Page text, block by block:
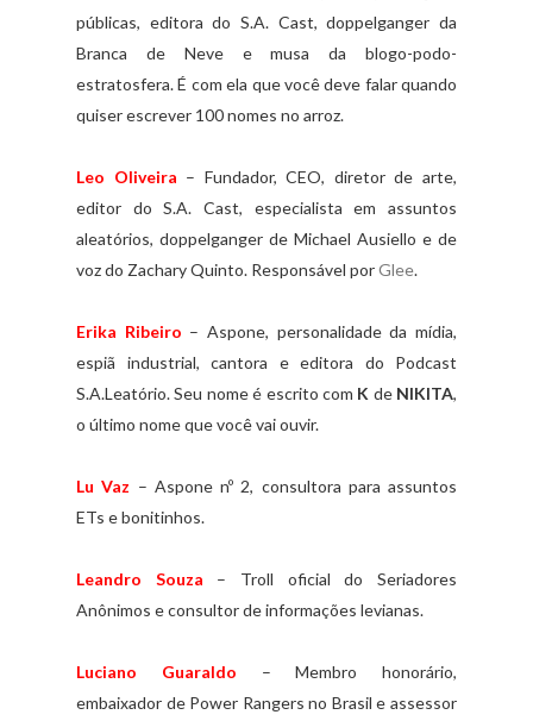
públicas, editora do S.A. Cast, doppelganger da
Branca de Neve e musa da blogo-podo-
estratosfera. É com ela que você deve falar quando
quiser escrever 100 nomes no arroz.
Leo Oliveira – Fundador, CEO, diretor de arte,
editor do S.A. Cast, especialista em assuntos
aleatórios, doppelganger de Michael Ausiello e de
voz do Zachary Quinto. Responsável porGlee.
Erika Ribeiro – Aspone, personalidade da mídia,
espiã industrial, cantora e editora do Podcast
S.A.Leatório. Seu nome é escrito com K de NIKITA,
o último nome que você vai ouvir.
Lu Vaz – Aspone nº 2, consultora para assuntos
ETs e bonitinhos.
Leandro Souza – Troll oficial do Seriadores
Anônimos e consultor de informações levianas.
Luciano Guaraldo – Membro honorário,
embaixador de Power Rangers no Brasil e assessor